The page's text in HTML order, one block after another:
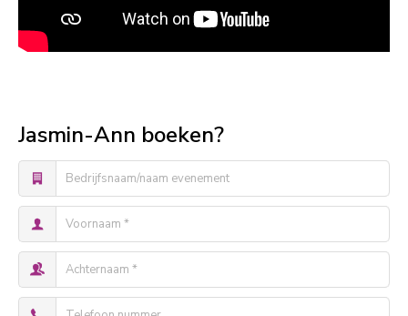
Jasmin-Ann boeken?